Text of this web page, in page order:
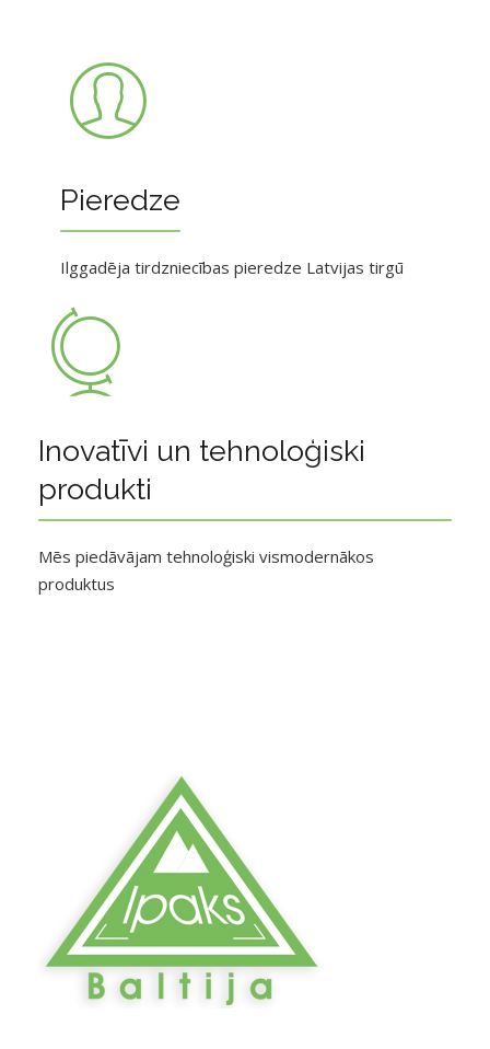
Pieredze
Ilggadēja tirdzniecības pieredze Latvijas tirgū
Inovatīvi un tehnoloģiski
produkti
Mēs piedāvājam tehnoloģiski vismodernākos
produktus